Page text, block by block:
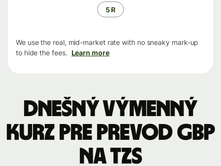
5 R
We use the real, mid-market rate with no sneaky mark-up
to hide the fees. Learn more
Dnešný výmenný
kurz pre prevod GBP
na TZS